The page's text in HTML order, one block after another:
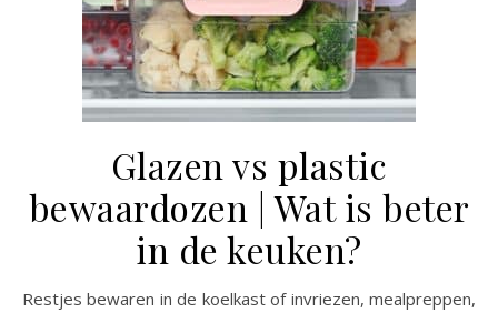
Glazen vs plastic
bewaardozen | Wat is beter
in de keuken?
Restjes bewaren in de koelkast of invriezen, mealpreppen,